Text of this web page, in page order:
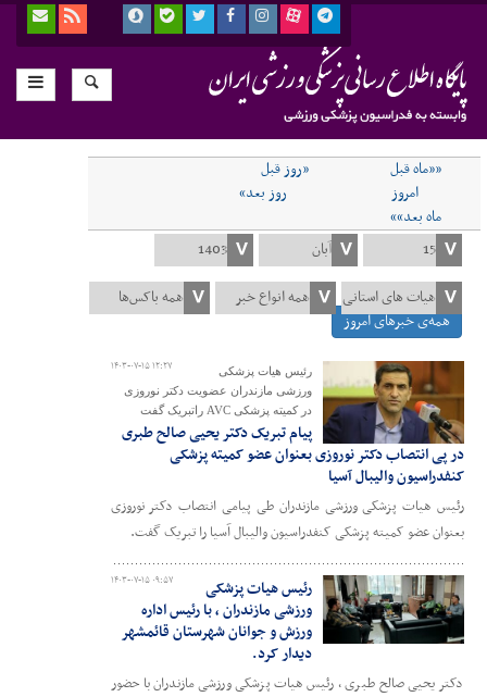
««ماه قبل
«روز قبل
امروز
روز بعد»
ماه بعد»»
همه‌ی خبرهای امروز
۱۴۰۳-۰۷-۱۵ ۱۲:۲۷
رئیس هیات پزشکی
ورزشی مازندران عضویت دکتر نوروزی
در کمیته پزشکی AVC راتبریک گفت
پیام تبریک دکتر یحیی صالح طبری
در پی انتصاب دکتر نوروزی بعنوان عضو کمیته پزشکی
کنفدراسیون والیبال آسیا
رئیس هیات پزشکی ورزشی مازندران طی پیامی انتصاب دکتر نوروزی
بعنوان عضو کمیته پزشکی کنفدراسیون والیبال آسیا را تبریک گفت.
۱۴۰۳-۰۷-۱۵ ۰۹:۵۷
رئیس هیات پزشکی
ورزشی مازندران ، با رئیس اداره
ورزش و جوانان شهرستان قائمشهر
دیدار کرد.
دکتر یحیی صالح طبری ، رئیس هیات پزشکی ورزشی مازندران با حضور